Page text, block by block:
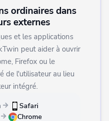
ordinaires dans
externes
et les applications
peut aider à ouvrir
Firefox ou le
de l'utilisateur au lieu
intégré.
Safari
Chrome